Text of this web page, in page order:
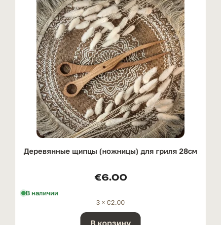
Деревянные щипцы (ножницы) для гриля 28см
€6.00
В наличии
3 × €2.00
В корзину